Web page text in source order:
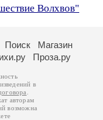
Волхвов"
Поиск
Магазин
Проза.ру
в
авторам
возможна